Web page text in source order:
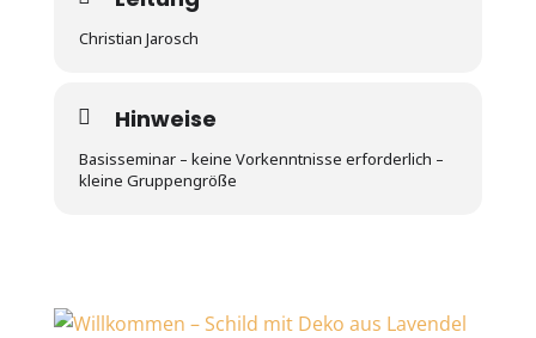
Christian Jarosch
Hinweise
Basisseminar – keine Vorkenntnisse erforderlich –
kleine Gruppengröße